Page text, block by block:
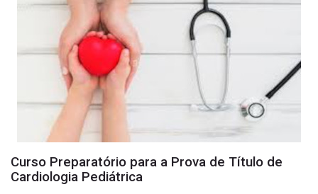
Curso Preparatório para a Prova de Título de
Cardiologia Pediátrica